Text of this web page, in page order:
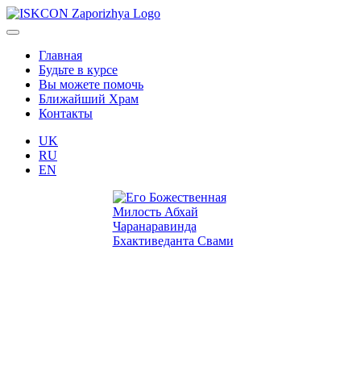
Главная
Будьте в курсе
Вы можете помочь
Ближайший Храм
Контакты
UK
RU
EN